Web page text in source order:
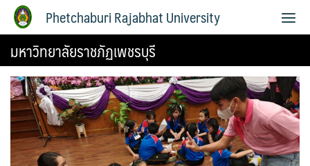
Phetchaburi Rajabhat University
มหาวิทยาลัยราชภัฏเพชรบุรี